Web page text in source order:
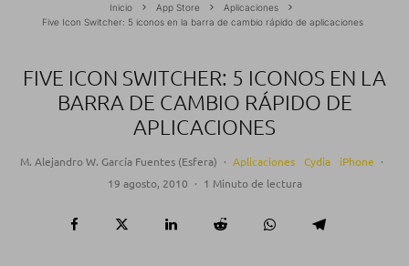
Inicio App Store
Aplicaciones
Five Icon Switcher: 5 iconos en la barra de cambio rápido de aplicaciones
FIVE ICON SWITCHER: 5 ICONOS EN LA
BARRA DE CAMBIO RÁPIDO DE
APLICACIONES
M. Alejandro W. García Fuentes (Esfera) · Aplicaciones Cydia iPhone ·
19 agosto, 2010 · 1 Minuto de lectura